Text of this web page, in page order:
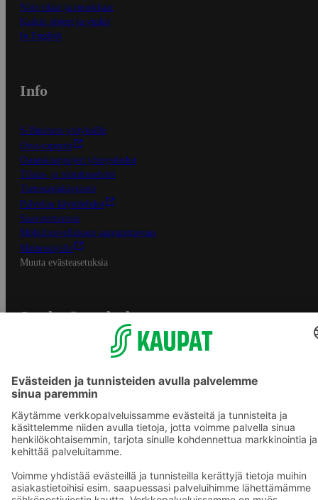
Näin tilaat ja muokkaat
Kaikki ohjeet ja vinkit
In English
Info
S-Business yrityksille
Oiva-raportit
Osuuskauppojen yhteystiedot
Tilaus- ja toimitusehdot
Tietosuojakäytäntö
Palvelun käyttöehdot
Saavutettavuus
Mobiilisovelluksen saavutettavuus
Mainostajalle
Muuta evästeasetuksia
S-ryhmän palvelut
Yhteishyvä Ruoka -sovellus
Prisma.fi
Sokos.fi
S-Pankki
Sokos Hotels